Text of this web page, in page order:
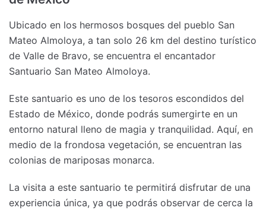
Ubicado en los hermosos bosques del pueblo San
Mateo Almoloya, a tan solo 26 km del destino turístico
de Valle de Bravo, se encuentra el encantador
Santuario San Mateo Almoloya.
Este santuario es uno de los tesoros escondidos del
Estado de México, donde podrás sumergirte en un
entorno natural lleno de magia y tranquilidad. Aquí, en
medio de la frondosa vegetación, se encuentran las
colonias de mariposas monarca.
La visita a este santuario te permitirá disfrutar de una
experiencia única, ya que podrás observar de cerca la